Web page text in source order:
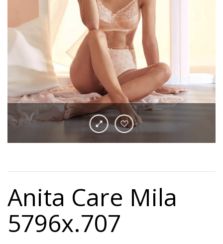
Anita Care Mila
5796x.707